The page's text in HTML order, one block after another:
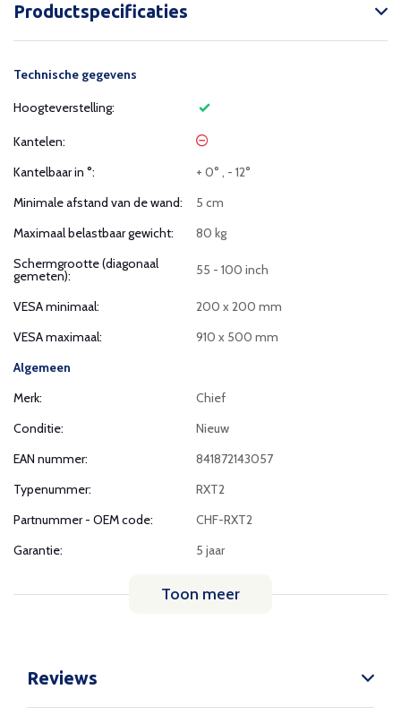
Productspecificaties
Technische gegevens
Hoogteverstelling:
Kantelen:
Kantelbaar in °:
+ 0° , - 12°
Minimale afstand van de wand:
5 cm
Maximaal belastbaar gewicht:
80 kg
Schermgrootte (diagonaal
gemeten): 55 - 100 inch
VESA minimaal:
200 x 200 mm
VESA maximaal:
910 x 500 mm
Algemeen
Merk:
Chief
Conditie:
Nieuw
EAN nummer:
841872143057
Typenummer:
RXT2
Partnummer - OEM code:
CHF-RXT2
Garantie:
5 jaar
Toon meer
Reviews